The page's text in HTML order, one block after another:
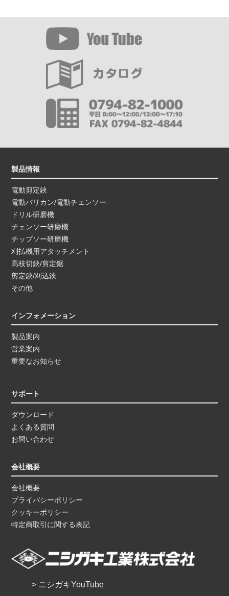
製品情報
電動剪定鋏
電動バリカン/電動チェンソー
ドリル研磨機
チェンソー研磨機
チップソー研磨機
刈払機用アタッチメント
高枝切鋏/剪定鋸
剪定鋏/刈込鋏
その他
インフォメーション
製品案内
営業案内
重要なお知らせ
サポート
ダウンロード
よくある質問
お問い合わせ
会社概要
会社概要
プライバシーポリシー
クッキーポリシー
特定商取引に関する表記
> ニシガキYouTube